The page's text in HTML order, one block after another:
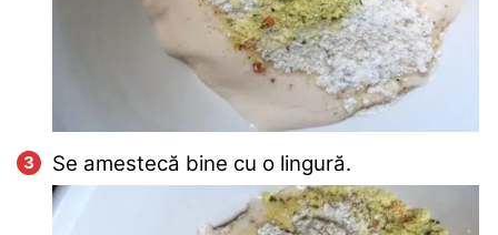
Se amestecă bine cu o lingură.